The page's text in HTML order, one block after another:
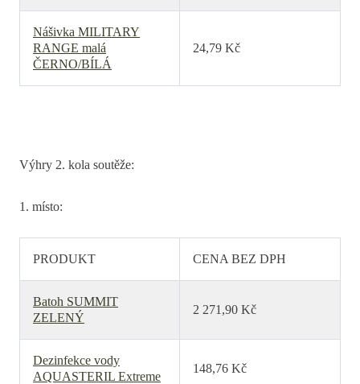
Nášivka MILITARY
RANGE malá
ČERNO/BÍLÁ
24,79 Kč
Výhry 2. kola soutěže:
1. místo:
PRODUKT CENA BEZ DPH
Batoh SUMMIT
ZELENÝ
2 271,90 Kč
Dezinfekce vody
AQUASTERIL Extreme
148,76 Kč